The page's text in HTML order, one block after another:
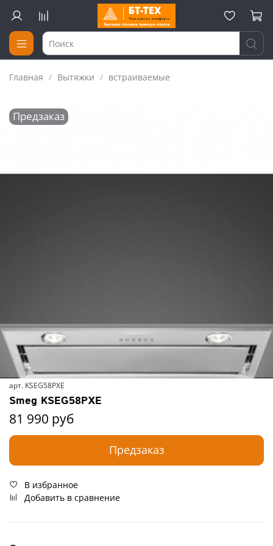
Главная Вытяжки встраиваемые
Предзаказ
арт. KSEG58PXE
Smeg KSEG58PXE
81 990 руб
Предзаказ
В избранное
Добавить в сравнение